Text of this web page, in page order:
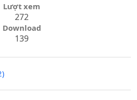
Lượt xem
272
Download
139